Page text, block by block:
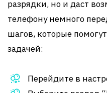
разрядки, но и даст
телефону немного
шагов, которые
задачей:
Перейдите в